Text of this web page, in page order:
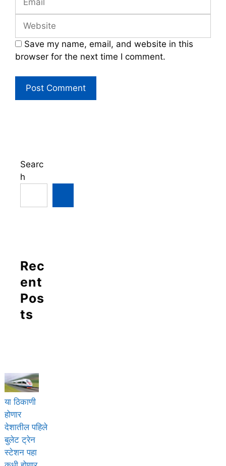
Website
Save my name, email, and website in this
browser for the next time I comment.
Searc
h
Rec
ent
Pos
ts
या ठिकाणी
होणार
देशातील पहिले
बुलेट ट्रेन
स्टेशन पहा